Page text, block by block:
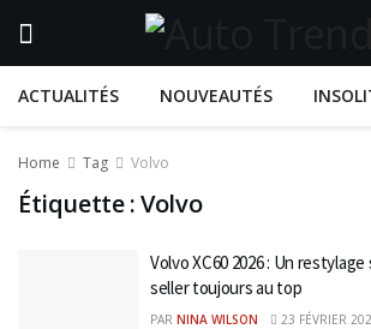
ACTUALITÉS NOUVEAUTÉS
Home Tag Volvo
Étiquette :Volvo
Volvo XC60 2026 : Un
seller toujours au top
PAR NINA WILSON 23 FÉVRIER